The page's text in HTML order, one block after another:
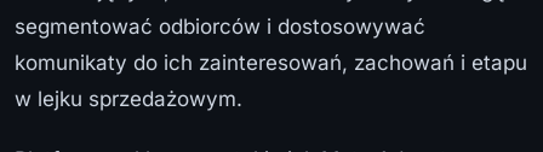
segmentować odbiorców i dostosowywać
komunikaty do ich zainteresowań, zachowań i etapu
w lejku sprzedażowym.